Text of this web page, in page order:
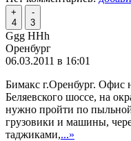
+
4
-
3
Ggg HHh
Оренбург
06.03.2011 в 16:01
Бимакс г.Оренбург. Офис
Беляевского шоссе, на
нужно пройти по
грузовики и машины,
таджиками,...»